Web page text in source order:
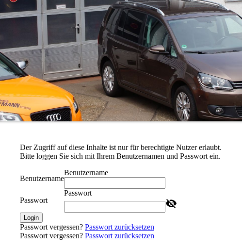
Der Zugriff auf diese Inhalte ist nur für berechtigte Nutzer erlaubt.
Bitte loggen Sie sich mit Ihrem Benutzernamen und Passwort ein.
Benutzername
Benutzername
Passwort
Passwort
Login
Passwort vergessen? Passwort zurücksetzen
Passwort vergessen? Passwort zurücksetzen